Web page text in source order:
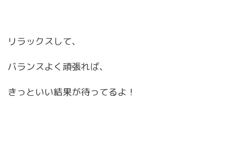
リラックスして、
バランスよく頑張れば、
きっといい結果が待ってるよ！